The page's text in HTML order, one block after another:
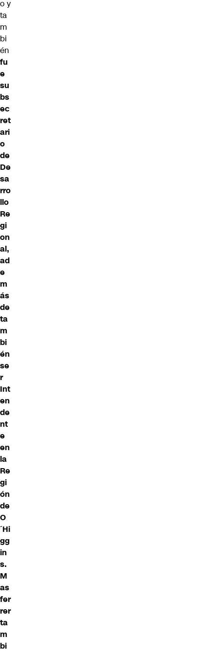
o y
ta
m
bi
én
fu
e
su
bs
ec
ret
ari
o
de
De
sa
rro
llo
Re
gi
on
al,
ad
e
m
ás
de
ta
m
bi
én
se
r
Int
en
de
nt
e
en
la
Re
gi
ón
de
O
´Hi
gg
in
s.
M
as
fer
rer
ta
m
bi